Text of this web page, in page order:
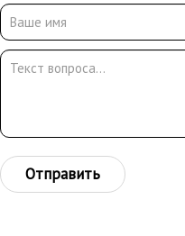
Отправить